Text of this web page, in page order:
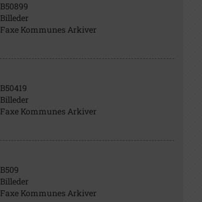
B50899
Billeder
Faxe Kommunes Arkiver
B50419
Billeder
Faxe Kommunes Arkiver
B509
Billeder
Faxe Kommunes Arkiver